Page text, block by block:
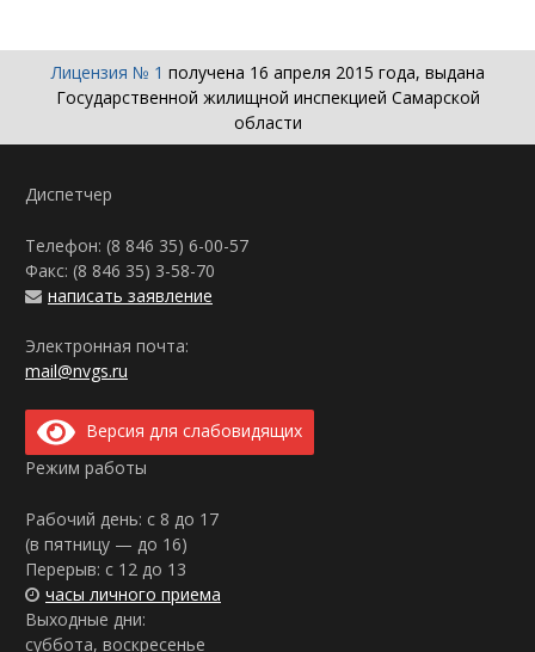
Лицензия № 1 получена 16 апреля 2015 года, выдана
Государственной жилищной инспекцией Самарской
области
Диспетчер
Телефон: (8 846 35) 6-00-57
Факс: (8 846 35) 3-58-70
написать заявление
Электронная почта:
mail@nvgs.ru
Версия для слабовидящих
Режим работы
Рабочий день: с 8 до 17
(в пятницу — до 16)
Перерыв: с 12 до 13
часы личного приема
Выходные дни:
суббота, воскресенье